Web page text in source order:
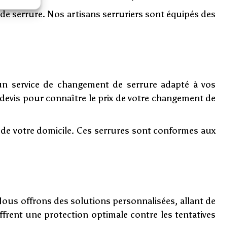
serrure. Nos artisans serruriers sont équipés des
de changement de serrure adapté à vos
pour connaître le prix de votre changement de
votre domicile. Ces serrures sont conformes aux
offrons des solutions personnalisées, allant de
une protection optimale contre les tentatives